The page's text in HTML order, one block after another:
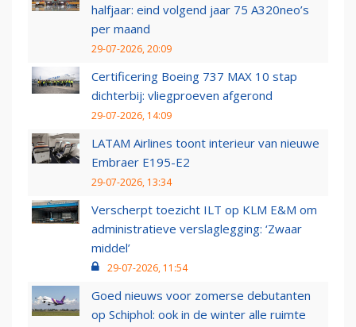
halfjaar: eind volgend jaar 75 A320neo’s
per maand
29-07-2026, 20:09
Certificering Boeing 737 MAX 10 stap
dichterbij: vliegproeven afgerond
29-07-2026, 14:09
LATAM Airlines toont interieur van nieuwe
Embraer E195-E2
29-07-2026, 13:34
Verscherpt toezicht ILT op KLM E&M om
administratieve verslaglegging: ‘Zwaar
middel’
29-07-2026, 11:54
Goed nieuws voor zomerse debutanten
op Schiphol: ook in de winter alle ruimte